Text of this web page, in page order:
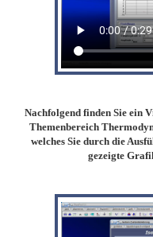
Nachfolgend finden Sie ein
Themenbereich
welches Sie durch die
gezeigte